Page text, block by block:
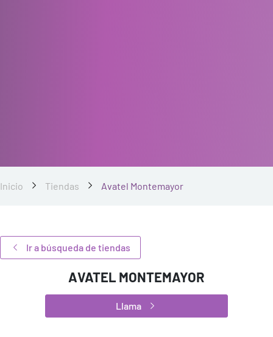
Inicio Tiendas Avatel Montemayor
Ir a búsqueda de tiendas
AVATEL MONTEMAYOR
Llama